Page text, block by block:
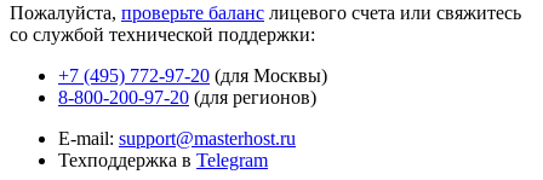
Пожалуйста, проверьте баланс лицевого счета или свяжитесь
со службой технической поддержки:
+7 (495) 772-97-20 (для Москвы)
8-800-200-97-20 (для регионов)
E-mail: support@masterhost.ru
Техподдержка в Telegram